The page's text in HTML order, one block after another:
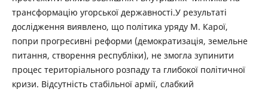
трансформацію угорської державності.У результаті
дослідження виявлено, що політика уряду М. Карої,
попри прогресивні реформи (демократизація, земельне
питання, створення республіки), не змогла зупинити
процес територіального розпаду та глибокої політичної
кризи. Відсутність стабільної армії, слабкий